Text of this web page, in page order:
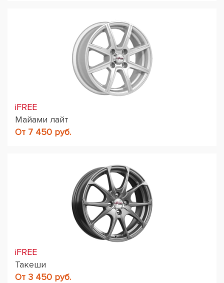
iFREE
Майами лайт
От 7 450 руб.
iFREE
Такеши
От 3 450 руб.